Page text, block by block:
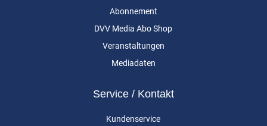
Abonnement
DVV Media Abo Shop
Veranstaltungen
Mediadaten
Service / Kontakt
Kundenservice